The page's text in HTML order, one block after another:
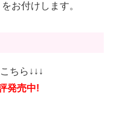
お付けします。
ちら↓↓↓
発売中!